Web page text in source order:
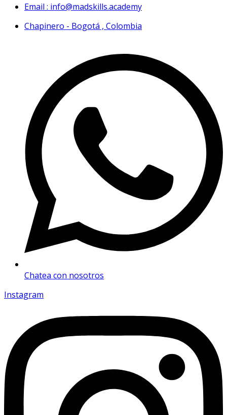
Email : info@madskills.academy
Chapinero - Bogotá , Colombia
Chatea con nosotros
Instagram